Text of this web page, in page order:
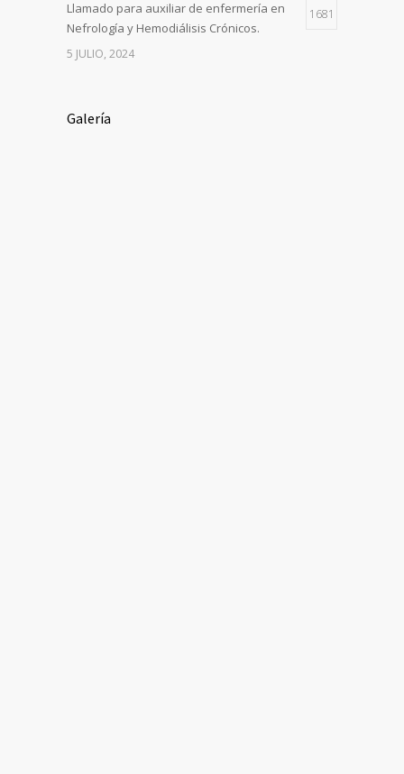
Llamado para auxiliar de enfermería en
Nefrología y Hemodiálisis Crónicos.
1681
5 JULIO, 2024
Galería